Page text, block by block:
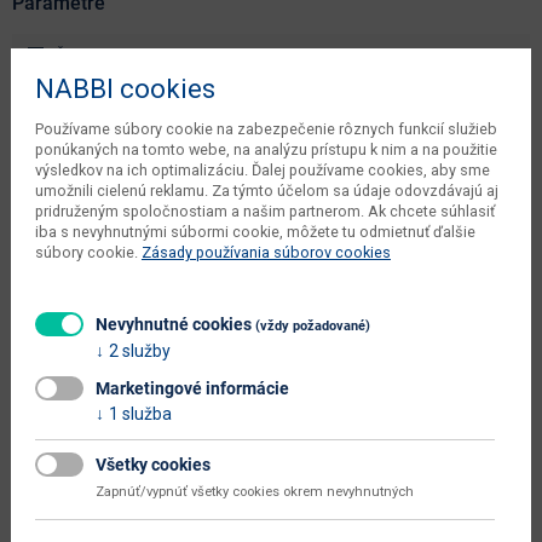
Hĺbka
Výška 89 cm
váha s obalom dodávateľa 25.8 kg
dodávateľa
0.096 m3
počet balíkov dodávateľa 3 ks
typové označenie
šírka plochy na spanie (cm)
hĺbka plochy na spanie (cm)
120 x 200
NABBI cookies
Používame súbory cookie na zabezpečenie rôznych funkcií služieb
ponúkaných na tomto webe, na analýzu prístupu k nim a na použitie
výsledkov na ich optimalizáciu. Ďalej používame cookies, aby sme
umožnili cielenú reklamu. Za týmto účelom sa údaje odovzdávajú aj
pridruženým spoločnostiam a našim partnerom. Ak chcete súhlasiť
iba s nevyhnutnými súbormi cookie, môžete tu odmietnuť ďalšie
súbory cookie. Zásady používania súborov cookies
Nevyhnutné cookies (vždy požadované)
2 služby
Marketingové informácie
1 služba
Všetky cookies
Zapnúť/vypnúť všetky cookies okrem nevyhnutných